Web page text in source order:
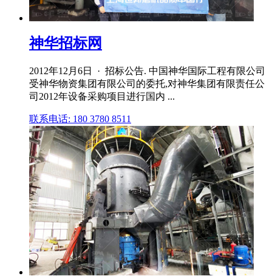
神华招标网
2012年12月6日 · 招标公告. 中国神华国际工程有限公司
受神华物资集团有限公司的委托,对神华集团有限责任公
司2012年设备采购项目进行国内 ...
联系电话: 180 3780 8511